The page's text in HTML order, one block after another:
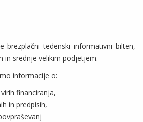
brezplačni tedenski informativni bilten,
in srednje velikim podjetjem.
informacije o:
financiranja,
in predpisih,